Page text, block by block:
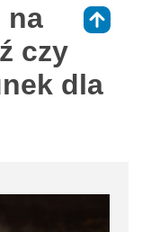
na
czy
dla